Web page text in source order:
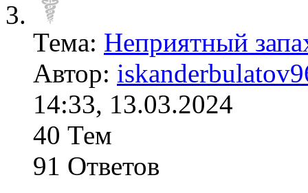
Тема: Неприятный
Автор:
14:33, 13.03.2024
40 Тем
91 Ответов